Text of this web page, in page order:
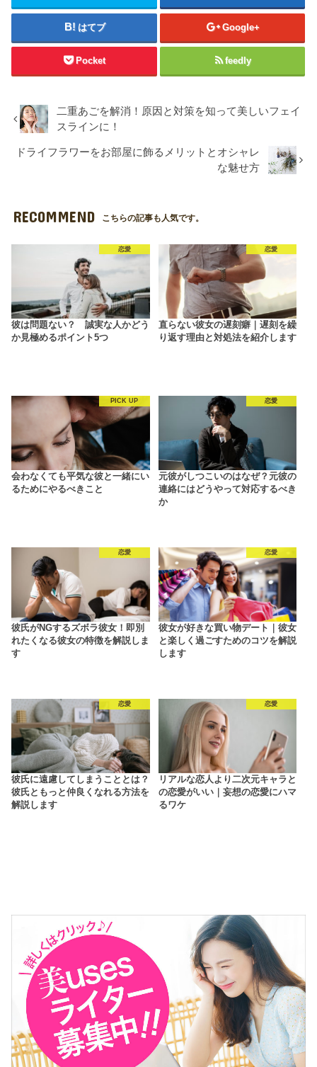
はてブ Google+
Pocket feedly
二重あごを解消！原因と対策を知って美しいフェイ
スラインに！
ドライフラワーをお部屋に飾るメリットとオシャレ
な魅せ方
RECOMMEND こちらの記事も人気です。
恋愛
彼は問題ない？ 誠実な人かどう
か見極めるポイント5つ
恋愛
直らない彼女の遅刻癖｜遅刻を繰
り返す理由と対処法を紹介します
PICK UP
会わなくても平気な彼と一緒にい
るためにやるべきこと
恋愛
元彼がしつこいのはなぜ？元彼の
連絡にはどうやって対応するべき
か
恋愛
彼氏がNGするズボラ彼女！即別
れたくなる彼女の特徴を解説しま
す
恋愛
彼女が好きな買い物デート｜彼女
と楽しく過ごすためのコツを解説
します
恋愛
彼氏に遠慮してしまうこととは？
彼氏ともっと仲良くなれる方法を
解説します
恋愛
リアルな恋人より二次元キャラと
の恋愛がいい｜妄想の恋愛にハマ
るワケ